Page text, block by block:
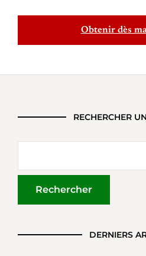
Obtenir dès
RECHERCHER
DERNIERS